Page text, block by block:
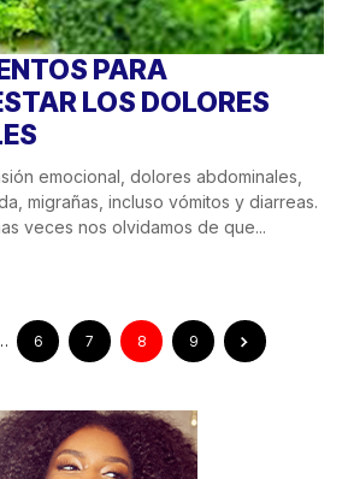
PARA
LOS DOLORES
emocional, dolores abdominales,
migrañas, incluso vómitos y diarreas.
veces nos olvidamos de que...
6 7 8 9